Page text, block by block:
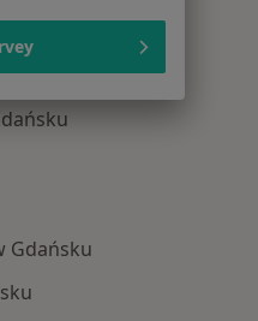
pobliżu Gdańska
Gdańsku